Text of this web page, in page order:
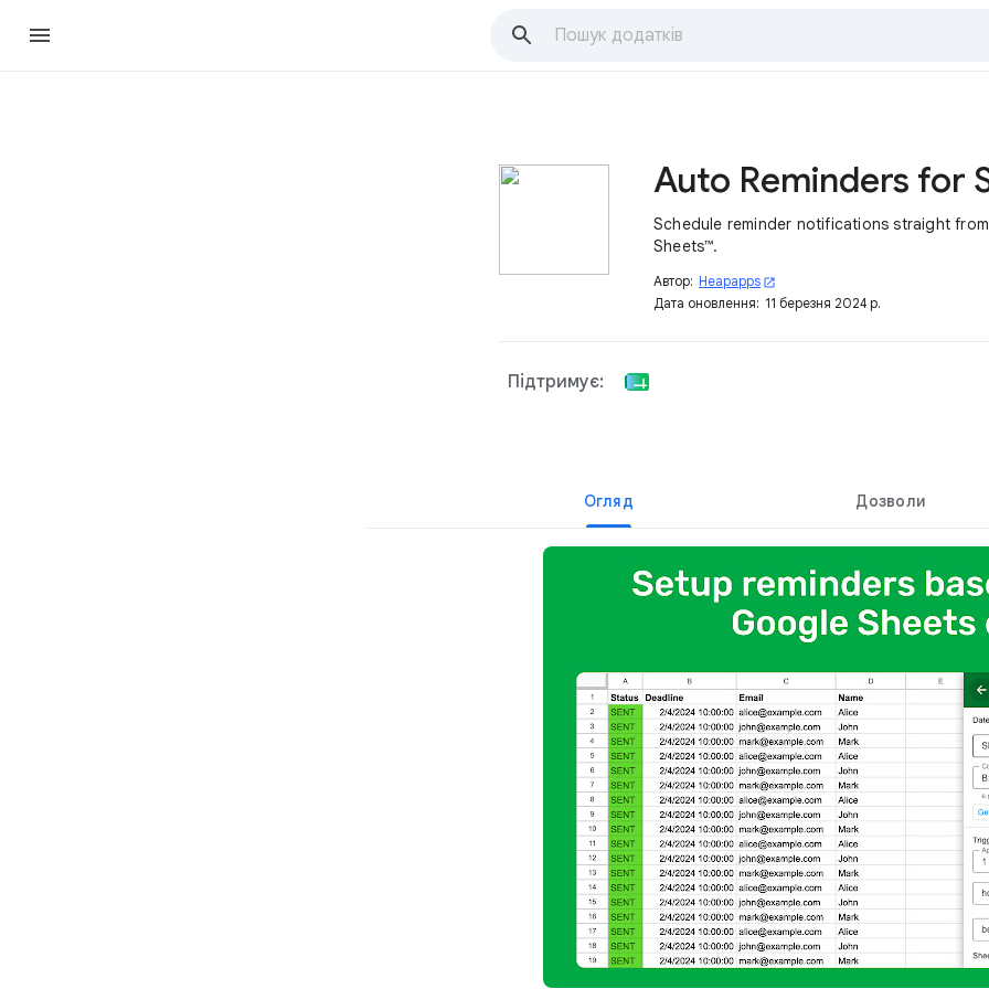
Schedule reminder notifications straight
Sheets™.
Автор: Heapapps open_in_new
Дата оновлення: 11 березня 2024 р.
Підтримує:
Огляд Дозволи